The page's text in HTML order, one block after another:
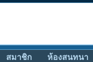
สมาชิก ห้องสนทนา